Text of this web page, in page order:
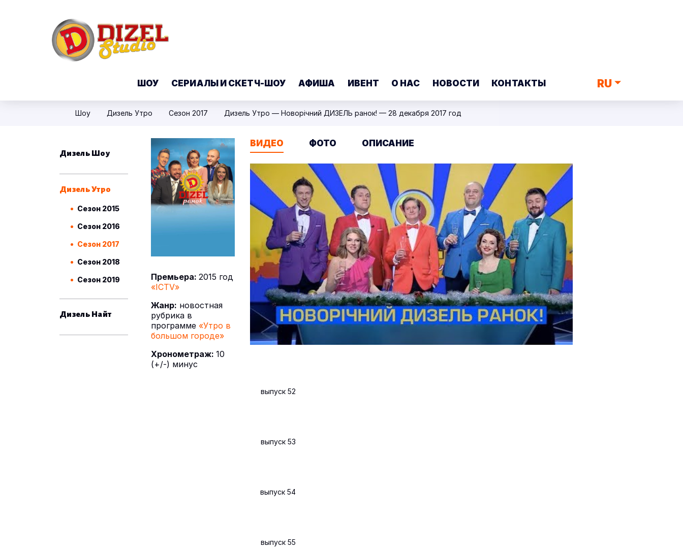
ШОУ СЕРИАЛЫ И СКЕТЧ-ШОУ АФИША ИВЕНТ О НАС НОВОСТИ КОНТАКТЫ RU
Шоу Дизель Утро Сезон 2017 Дизель Утро — Новорічний ДИЗЕЛЬ ранок! — 28 декабря 2017 год
Дизель Шоу
Дизель Утро
Сезон 2015
Сезон 2016
Сезон 2017
Сезон 2018
Сезон 2019
Дизель Найт
Премьера: 2015 год
«ICTV»
Жанр: новостная
рубрика в
программе «Утро в
большом городе»
Хронометраж: 10
(+/-) минус
ВИДЕО ФОТО ОПИСАНИЕ
выпуск 52
выпуск 53
выпуск 54
выпуск 55